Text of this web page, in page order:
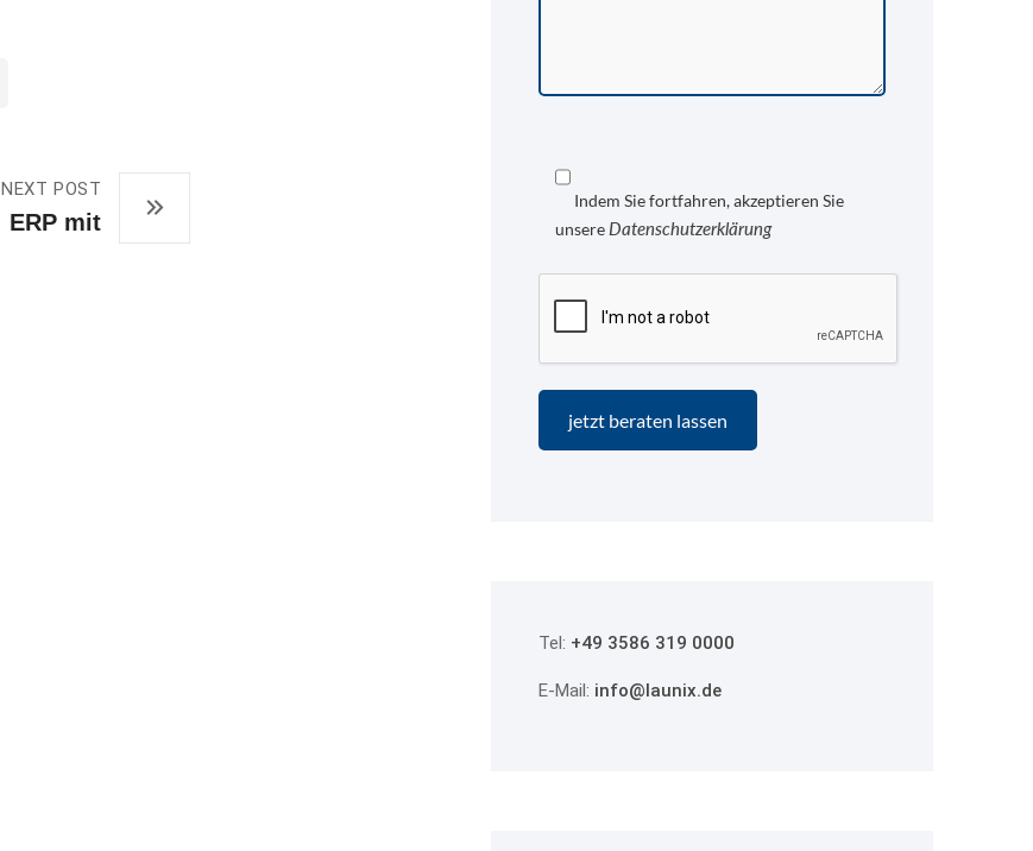
NEXT POST
ERP mit
Indem Sie fortfahren, akzeptieren Sie
unsere Datenschutzerklärung
Tel: +49 3586 319 0000
E-Mail: info@launix.de